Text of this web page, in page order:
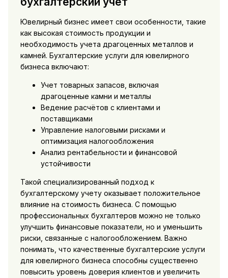
Ювелирный бизнес имеет свои особенности, такие
как высокая стоимость продукции и
необходимость учета драгоценных металлов и
камней. Бухгалтерские услуги для ювелирного
бизнеса включают:
Учет товарных запасов, включая
драгоценные камни и металлы
Ведение расчётов с клиентами и
поставщиками
Управление налоговыми рисками и
оптимизация налогообложения
Анализ рентабельности и финансовой
устойчивости
Такой специализированный подход к
бухгалтерскому учету оказывает положительное
влияние на стоимость бизнеса. С помощью
профессиональных бухгалтеров можно не только
улучшить финансовые показатели, но и уменьшить
риски, связанные с налогообложением. Важно
понимать, что качественные бухгалтерские услуги
для ювелирного бизнеса способны существенно
повысить уровень доверия клиентов и увеличить